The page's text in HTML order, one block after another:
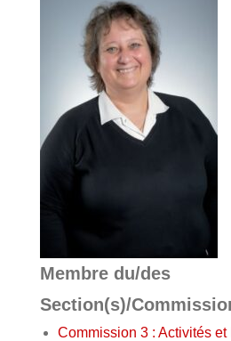
Membre du/des
Section(s)/
Commission 3 : Activités et